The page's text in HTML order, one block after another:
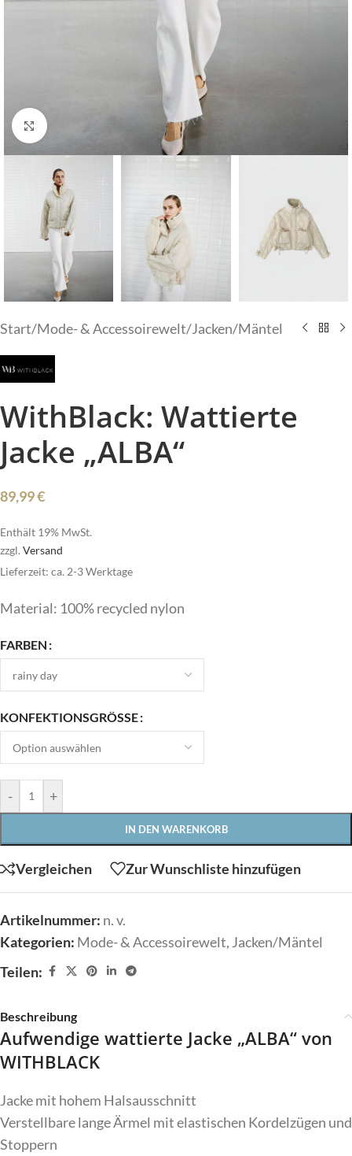
Klick zum Vergrößern
Start/Mode- & Accessoirewelt/Jacken/Mäntel
WithBlack: Wattierte
Jacke „ALBA“
89,99€
Enthält 19% MwSt.
zzgl. Versand
Lieferzeit: ca. 2-3 Werktage
Material: 100% recycled nylon
FARBEN
KONFEKTIONSGRÖSSE
- +
IN DEN WARENKORB
Vergleichen Zur Wunschliste hinzufügen
Artikelnummer: n. v.
Kategorien: Mode- & Accessoirewelt, Jacken/Mäntel
Teilen:
Beschreibung
Aufwendige wattierte Jacke „ALBA“ von
WITHBLACK
Jacke mit hohem Halsausschnitt
Verstellbare lange Ärmel mit elastischen Kordelzügen und
Stoppern